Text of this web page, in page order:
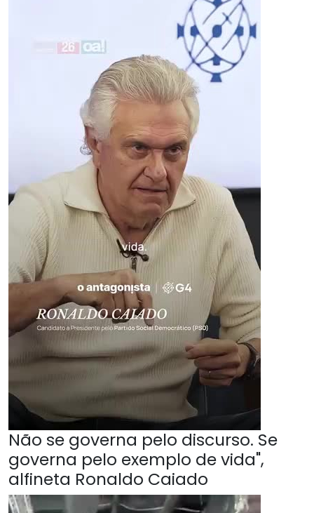
Não se governa pelo discurso. Se
governa pelo exemplo de vida",
alfineta Ronaldo Caiado